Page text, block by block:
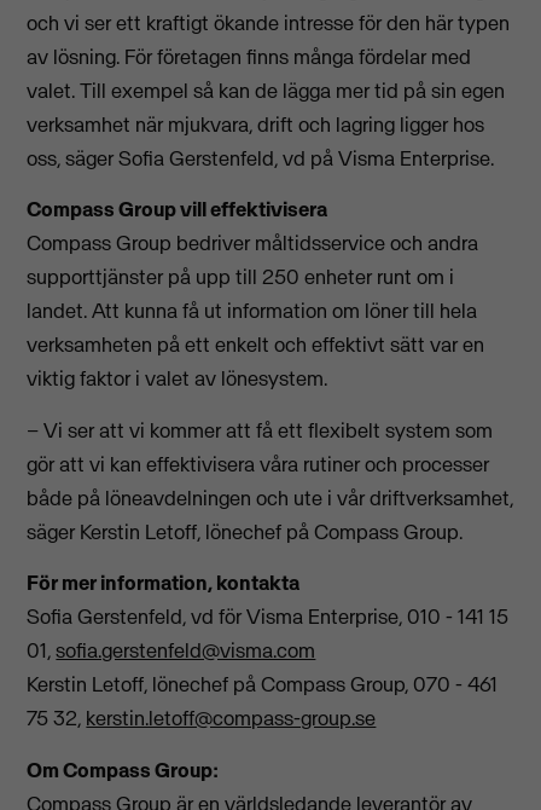
och vi ser ett kraftigt ökande intresse för den här typen
av lösning. För företagen finns många fördelar med
valet. Till exempel så kan de lägga mer tid på sin egen
verksamhet när mjukvara, drift och lagring ligger hos
oss, säger Sofia Gerstenfeld, vd på Visma Enterprise.
Compass Group vill effektivisera
Compass Group bedriver måltidsservice och andra
supporttjänster på upp till 250 enheter runt om i
landet. Att kunna få ut information om löner till hela
verksamheten på ett enkelt och effektivt sätt var en
viktig faktor i valet av lönesystem.
– Vi ser att vi kommer att få ett flexibelt system som
gör att vi kan effektivisera våra rutiner och processer
både på löneavdelningen och ute i vår driftverksamhet,
säger Kerstin Letoff, lönechef på Compass Group.
För mer information, kontakta
Sofia Gerstenfeld, vd för Visma Enterprise, 010 - 141 15
01,sofia.gerstenfeld@visma.com
Kerstin Letoff, lönechef på Compass Group, 070 - 461
75 32, kerstin.letoff@compass-group.se
Om Compass Group:
Compass Group är en världsledande leverantör av